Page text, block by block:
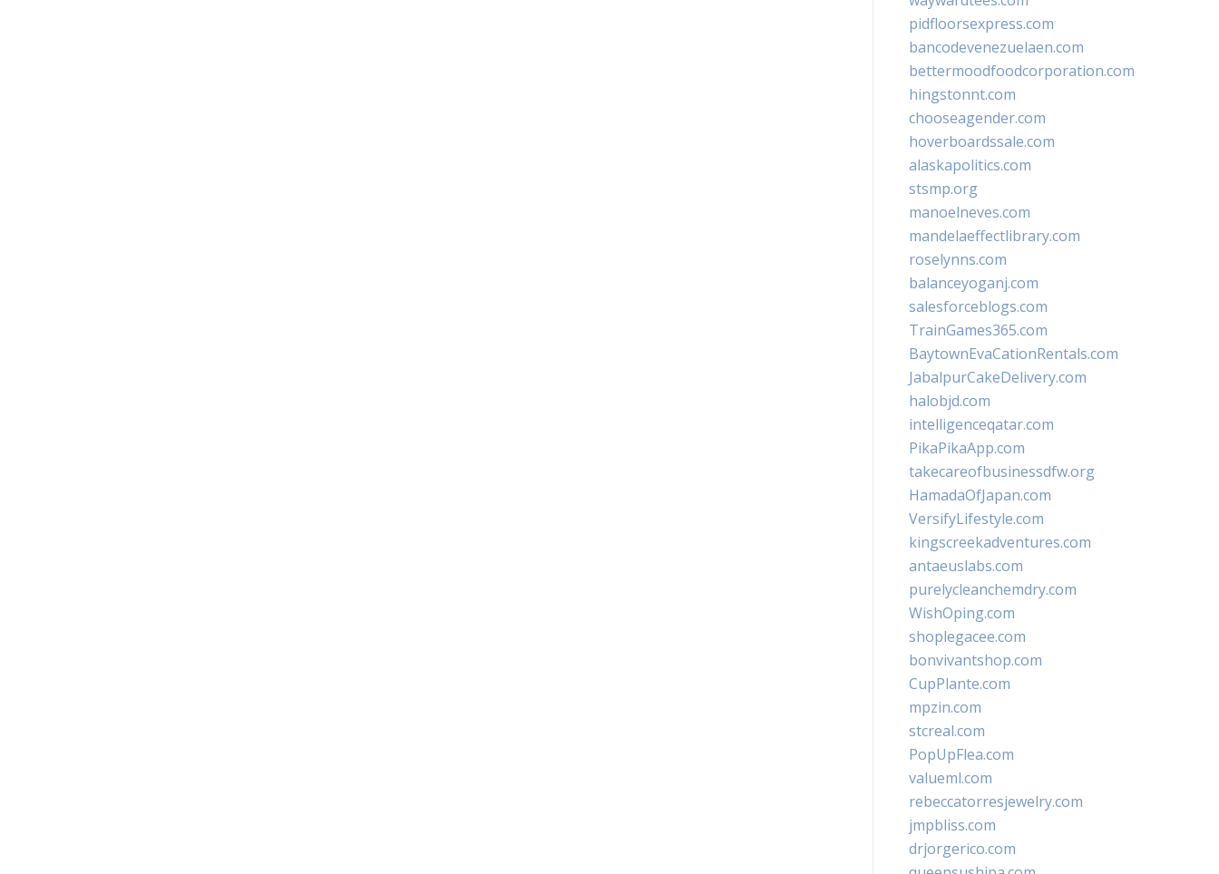
pidfloorsexpress.com
bancodevenezuelaen.com
bettermoodfoodcorporation.com
hingstonnt.com
chooseagender.com
hoverboardssale.com
alaskapolitics.com
stsmp.org
manoelneves.com
mandelaeffectlibrary.com
roselynns.com
balanceyoganj.com
salesforceblogs.com
TrainGames365.com
BaytownEvaCationRentals.com
JabalpurCakeDelivery.com
halobjd.com
intelligenceqatar.com
PikaPikaApp.com
takecareofbusinessdfw.org
HamadaOfJapan.com
VersifyLifestyle.com
kingscreekadventures.com
antaeuslabs.com
purelycleanchemdry.com
WishOping.com
shoplegacee.com
bonvivantshop.com
CupPlante.com
mpzin.com
stcreal.com
PopUpFlea.com
valueml.com
rebeccatorresjewelry.com
jmpbliss.com
drjorgerico.com